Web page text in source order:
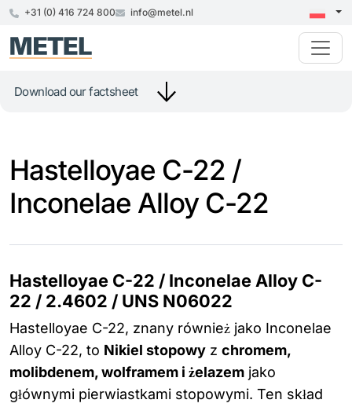
+31 (0) 416 724 800 info@metel.nl
Download our factsheet
Hastelloyae C-22 /
Inconelae Alloy C-22
Hastelloyae C-22 / Inconelae Alloy C-
22 / 2.4602 / UNS N06022
Hastelloyae C-22, znany również jako Inconelae
Alloy C-22, to Nikiel stopowy z chromem,
molibdenem, wolframem i żelazem jako
głównymi pierwiastkami stopowymi. Ten skład